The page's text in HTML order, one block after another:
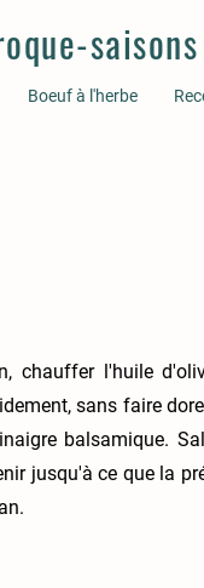
saisons
Boeuf à l'herbe
chauffer l'huile
sans faire
balsamique.
jusqu'à ce que la